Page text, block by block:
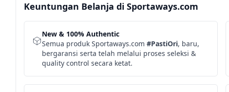
Keuntungan Belanja di Sportaways.com
New & 100% Authentic
Semua produk Sportaways.com #PastiOri, baru,
bergaransi serta telah melalui proses seleksi &
quality control secara ketat.